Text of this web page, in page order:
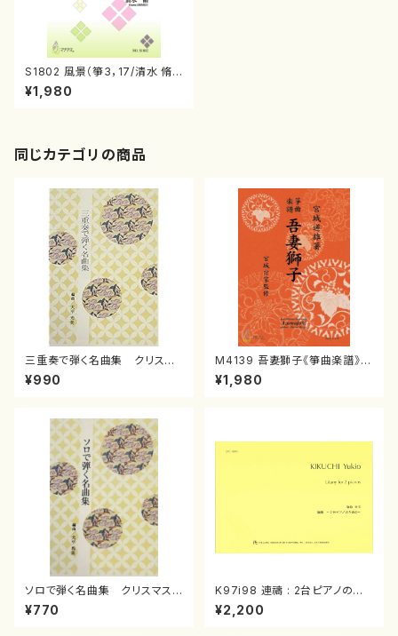
S1802 風景（箏3，17/清水 脩/
楽譜）
¥1,980
同じカテゴリの商品
三重奏で弾く名曲集 クリスマ
スメドレー( 箏2/大平光美 編
曲/楽譜）
¥990
M4139 吾妻獅子《箏曲楽譜》
（箏/宮城道雄著・宮城宗家監修/
箏曲古典楽譜）
¥1,980
ソロで弾く名曲集 クリスマス・
イブ／恋人がサンタクロース(
箏独奏 /大平光美 編曲/楽
¥770
K97i98 連禱 : 2台ピアノのた
めの（2 Pianos / 菊池 幸夫 /
楽譜）
¥2,200